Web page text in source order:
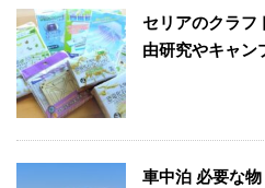
セリアのクラフ
由研究やキャン
車中泊 必要な